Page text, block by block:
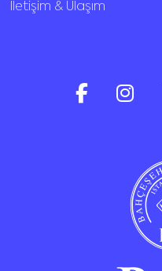
İletişim & Ulaşım